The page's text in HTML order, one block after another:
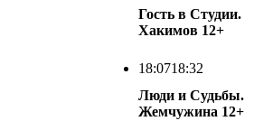
Гость в Студии.
Хакимов 12+
18:0718:32
Люди и Судьбы.
Жемчужина 12+